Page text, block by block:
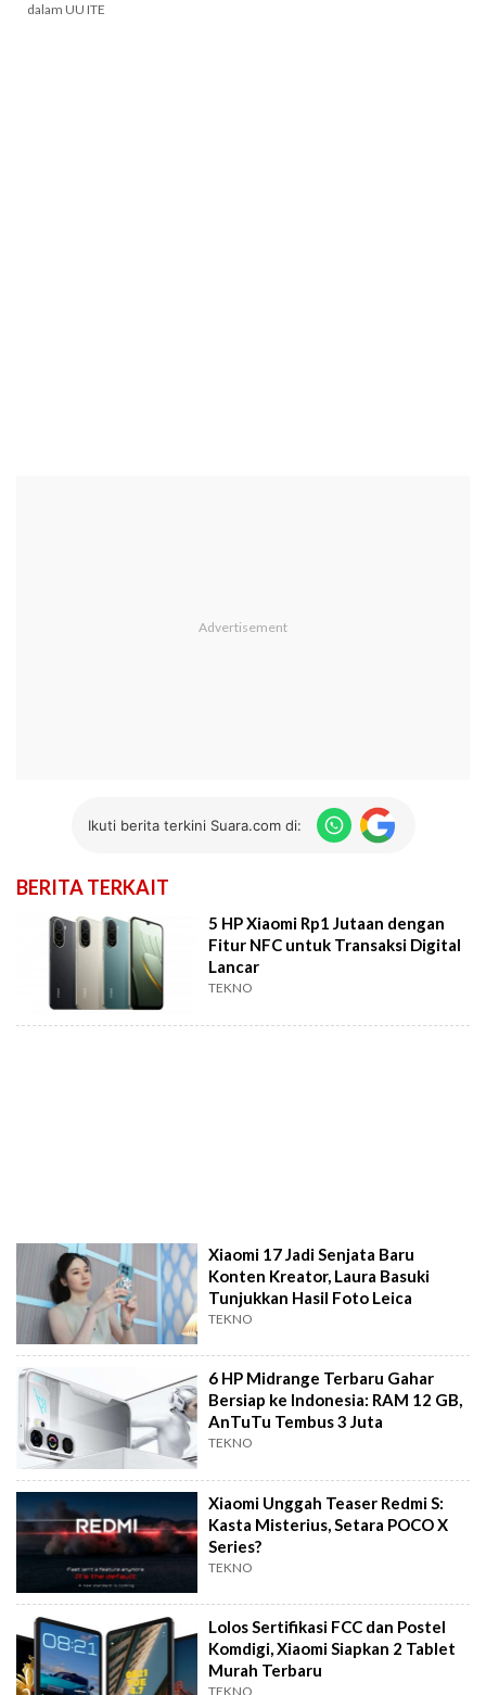
dalam UU ITE
Ikuti berita terkini Suara.com di:
BERITA TERKAIT
5 HP Xiaomi Rp1 Jutaan dengan
Fitur NFC untuk Transaksi Digital
Lancar
TEKNO
Xiaomi 17 Jadi Senjata Baru
Konten Kreator, Laura Basuki
Tunjukkan Hasil Foto Leica
TEKNO
6 HP Midrange Terbaru Gahar
Bersiap ke Indonesia: RAM 12 GB,
AnTuTu Tembus 3 Juta
TEKNO
Xiaomi Unggah Teaser Redmi S:
Kasta Misterius, Setara POCO X
Series?
TEKNO
Lolos Sertifikasi FCC dan Postel
Komdigi, Xiaomi Siapkan 2 Tablet
Murah Terbaru
TEKNO